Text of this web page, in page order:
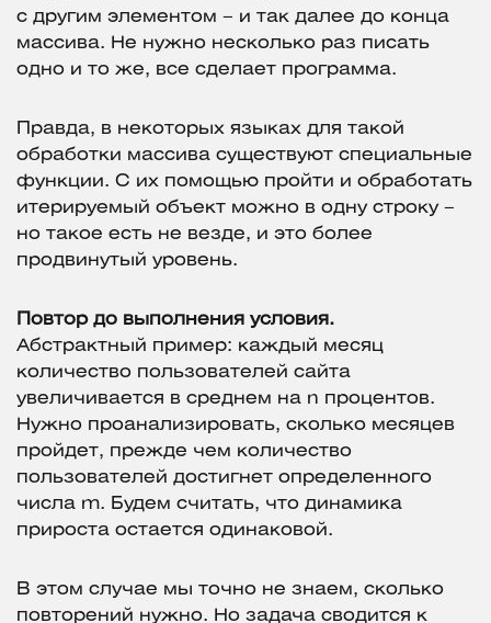
с другим элементом – и так далее до конца
массива. Не нужно несколько раз писать
одно и то же, все сделает программа.
Правда, в некоторых языках для такой
обработки массива существуют специальные
функции. С их помощью пройти и обработать
итерируемый объект можно в одну строку –
но такое есть не везде, и это более
продвинутый уровень.
Повтор до выполнения условия.
Абстрактный пример: каждый месяц
количество пользователей сайта
увеличивается в среднем на n процентов.
Нужно проанализировать, сколько месяцев
пройдет, прежде чем количество
пользователей достигнет определенного
числа m. Будем считать, что динамика
прироста остается одинаковой.
В этом случае мы точно не знаем, сколько
повторений нужно. Но задача сводится к